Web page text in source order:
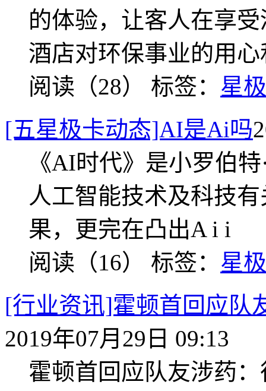
的体验，让客人在享
酒店对环保事业的用
阅读（28） 标签： 星
[五星极卡动态]AI是Ai吗
《AI时代》是小罗伯
人工智能技术及科技
果，更完在凸出A i i
阅读（16） 标签： 星
[行业资讯]霍顿首回应队
2019年07月29日 09:13
霍顿首回应队友涉药